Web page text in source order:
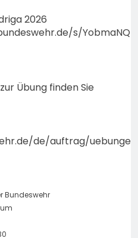
2026
s/
Übung finden Sie
de/auftrag/
Bundeswehr